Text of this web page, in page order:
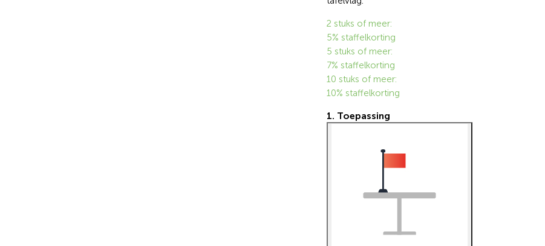
2 stuks of meer:
5% staffelkorting
5 stuks of meer:
7% staffelkorting
10 stuks of meer:
10% staffelkorting
1. Toepassing